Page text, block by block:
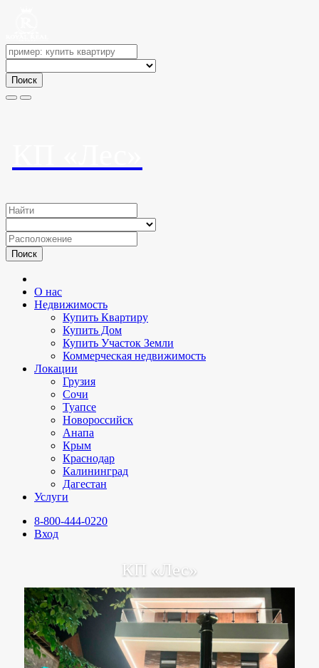
Поиск
Поиск
О нас
Недвижимость
Купить Квартиру
Купить Дом
Купить Участок Земли
Коммерческая недвижимость
Локации
Грузия
Сочи
Туапсе
Новороссийск
Анапа
Крым
Краснодар
Калининград
Дагестан
Услуги
8-800-444-0220
Вход
КП «Лес»